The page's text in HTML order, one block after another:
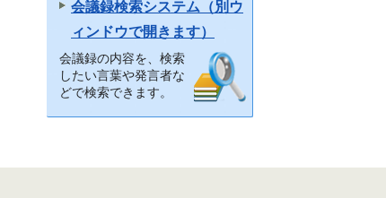
会議録検索システム（別ウ
ィンドウで開きます）
会議録の内容を、検索
したい言葉や発言者な
どで検索できます。